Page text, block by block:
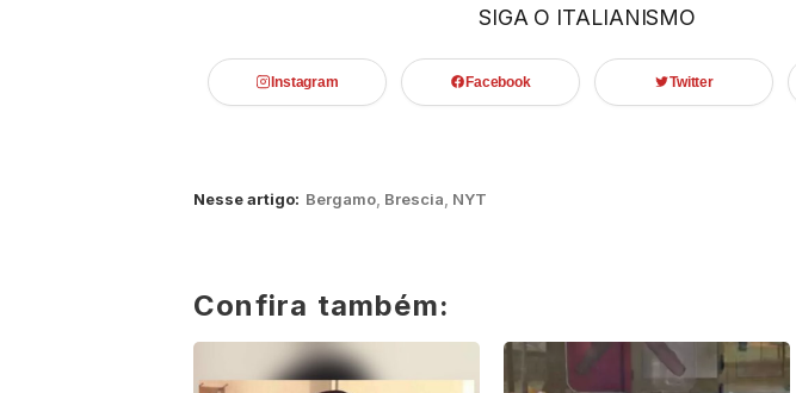
SIGA O ITALIANISMO
Instagram Facebook Twitter
Nesse artigo: Bergamo, Brescia, NYT
Confira também: